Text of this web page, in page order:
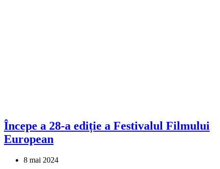
Începe a 28-a ediție a Festivalul Filmului
European
8 mai 2024